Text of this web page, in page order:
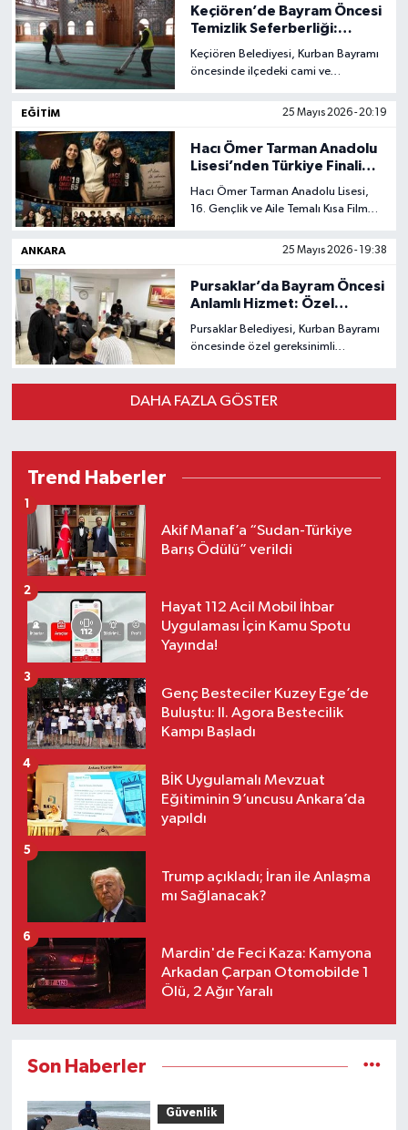
alan ve yalnız yaşayan 60 yaş üstü
vatandaşların evlerini de bayrama
Keçiören’de Bayram Öncesi
Temizlik Seferberliği:
Keçiören Belediyesi, Kurban Bayramı
öncesinde ilçedeki cami ve
çalışması başlattı. Ekipler,
ortamda ibadet edebilmesi için
EĞITIM 25 Mayıs 2026 - 20:19
Hacı Ömer Tarman Anadolu
Lisesi’nden Türkiye Finali
Başarısı
Hacı Ömer Tarman Anadolu Lisesi,
16. Gençlik ve Aile Temalı Kısa Film
önemli bir başarıya imza attı.
Türkiye genelinde dereceye giren
eserler arasına seçildi.
ANKARA 25 Mayıs 2026 - 19:38
Pursaklar’da Bayram Öncesi
Anlamlı Hizmet: Özel
Pursaklar Belediyesi, Kurban Bayramı
öncesinde özel gereksinimli
Merkezi’nde gerçekleştirilen
DAHA FAZLA GÖSTER
Trend Haberler
Akif Manaf’a “Sudan-Türkiye
Barış Ödülü” verildi
1
Hayat 112 Acil Mobil İhbar
Uygulaması İçin Kamu Spotu
Yayında!
2
Genç Besteciler Kuzey Ege’de
Buluştu: II. Agora Bestecilik
Kampı Başladı
3
BİK Uygulamalı Mevzuat
Eğitiminin 9’uncusu Ankara’da
yapıldı
4
Trump açıkladı; İran ile Anlaşma
mı Sağlanacak?
5
Mardin'de Feci Kaza: Kamyona
Arkadan Çarpan Otomobilde 1
Ölü, 2 Ağır Yaralı
6
Son Haberler
Güvenlik